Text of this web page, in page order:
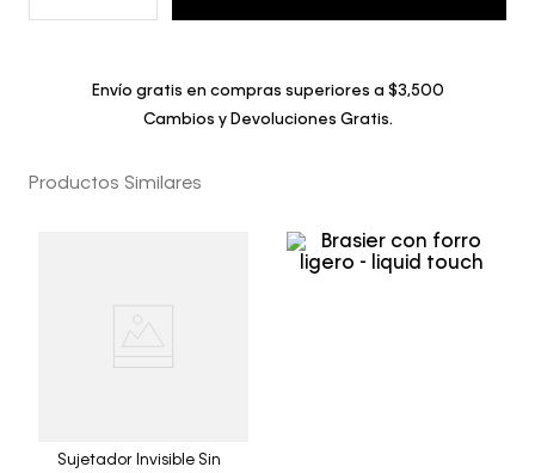
Envío gratis en compras superiores a $3,500
Cambios y Devoluciones Gratis.
Productos Similares
Sujetador Invisible Sin